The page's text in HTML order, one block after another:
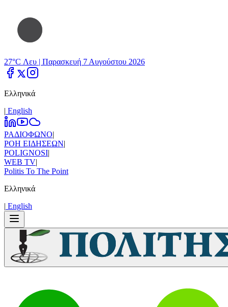
27°C Λευ | Παρασκευή 7 Αυγούστου 2026
Ελληνικά
| Εnglish
ΡΑΔΙΟΦΩΝΟ|
ΡΟΗ ΕΙΔΗΣΕΩΝ|
POLIGNOSI|
WEB TV|
Politis To The Point
Ελληνικά
| Εnglish